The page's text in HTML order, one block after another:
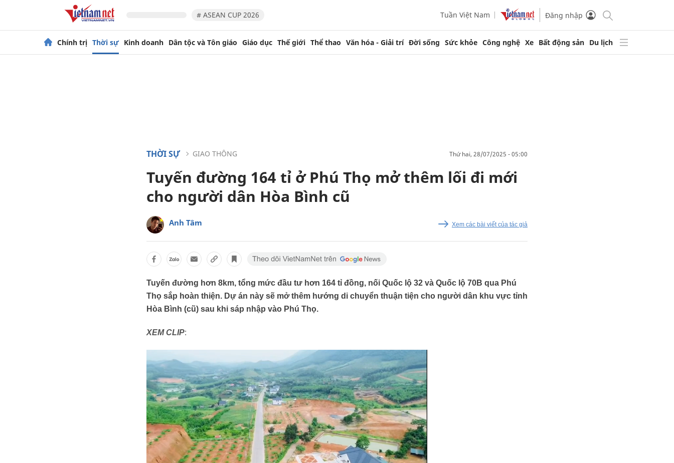
# ASEAN CUP 2026 Tuần Việt Nam Đăng nhập
Chính trị Thời sự Kinh doanh Dân tộc và Tôn giáo Giáo dục Thế giới Thể thao Văn hóa - Giải trí Đời sống Sức khỏe Công nghệ Xe Bất động sản Du lịch
THỜI SỰ GIAO THÔNG thứ hai, 28/07/2025 - 05:00
Tuyến đường 164 tỉ ở Phú Thọ mở thêm lối đi mới
cho người dân Hòa Bình cũ
Anh Tâm Xem các bài viết của tác giả
Tuyến đường hơn 8km, tổng mức đầu tư hơn 164 tỉ đồng, nối Quốc lộ 32 và Quốc lộ 70B qua Phú
Thọ sắp hoàn thiện. Dự án này sẽ mở thêm hướng di chuyển thuận tiện cho người dân khu vực tỉnh
Hòa Bình (cũ) sau khi sáp nhập vào Phú Thọ.
XEM CLIP: